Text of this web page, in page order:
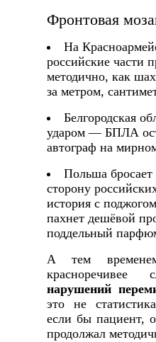
Фронтовая
На
российские части
методично, как
за метром,
Белгородская
ударом — БПЛА
автограф на
Польша
сторону
история с
пахнет дешёвой
поддельный
А тем
красноречивее
нарушений
это не
если бы пациент,
продолжал